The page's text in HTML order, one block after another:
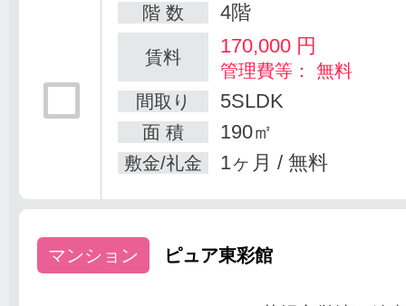
階 数 4階
賃料 170,000円
管理費等： 無料
間取り
5SLDK
面 積 190㎡
敷金/礼金 1ヶ月 / 無料
マンション ピュア東彩館